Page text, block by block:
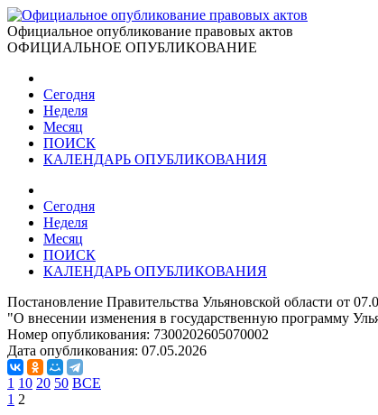
Официальное опубликование правовых актов
ОФИЦИАЛЬНОЕ ОПУБЛИКОВАНИЕ
Сегодня
Неделя
Месяц
ПОИСК
КАЛЕНДАРЬ ОПУБЛИКОВАНИЯ
Сегодня
Неделя
Месяц
ПОИСК
КАЛЕНДАРЬ ОПУБЛИКОВАНИЯ
Постановление Правительства Ульяновской области от
"О внесении изменения в государственную программу
Номер опубликования: 7300202605070002
Дата опубликования: 07.05.2026
1 10 20 50 ВСЕ
1 2